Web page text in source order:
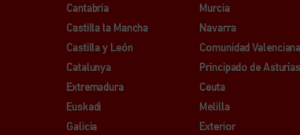
Cantabria
Castilla la Mancha
Castilla y León
Catalunya
Extremadura
Euskadi
Galicia
Murcia
Navarra
Comunidad
Principado de
Ceuta
Melilla
Exterior